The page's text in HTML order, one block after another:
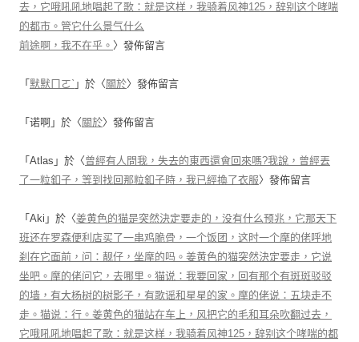
去，它哦吼吼地唱起了歌：就是这样，我骑着风神125，辞别这个哮喘
的都市。管它什么景气什么
前途啊，我不在乎。 〉發佈留言
「 默默ㄇㄛˋ 」於〈 關於〉發佈留言
「 诺啊 」於〈 關於〉發佈留言
「 Atlas 」於〈曾經有人問我，失去的東西還會回來嗎?我說，曾經丟
了一粒釦子，等到找回那粒釦子時，我已經換了衣服〉發佈留言
「 Aki 」於〈姜黄色的猫是突然決定要走的，没有什么预兆，它那天下
班还在罗森便利店买了一串鸡脆骨，一个饭团，这时一个摩的佬呼地
刹在它面前，问：靓仔，坐摩的吗。姜黄色的猫突然決定要走，它说
坐吧。摩的佬问它，去哪里。猫说：我要回家，回有那个有斑斑驳驳
的墙，有大杨树的树影子，有歌谣和星星的家。摩的佬说：五块走不
走。猫说：行。姜黄色的猫站在车上，风把它的毛和耳朵吹翻过去，
它哦吼吼地唱起了歌：就是这样，我骑着风神125，辞别这个哮喘的都